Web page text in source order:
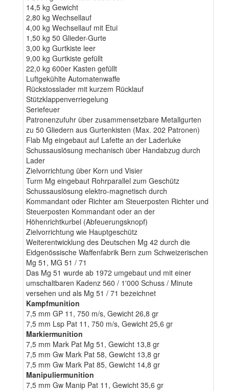
14,5 kg Gewicht
2,80 kg Wechsellauf
4,00 kg Wechsellauf mit Etui
1,50 kg 50 Glieder-Gurte
3,00 kg Gurtkiste leer
9,00 kg Gurtkiste gefüllt
22,0 kg 600er Kasten gefüllt
Luftgekühlte Automatenwaffe
Rückstosslader mit kurzem Rücklauf
Stützklappenverriegelung
Seriefeuer
Patronenzufuhr über zusammensetzbare Metallgurten
zu 50 Gliedern aus Gurtenkisten (Max. 202 Patronen)
Flab Mg eingebaut auf Lafette an der Laderluke
Schussauslösung mechanisch über Handabzug durch
Lader
Zielvorrichtung über Korn und Visier
Turm Mg eingebaut Rohrparallel zum Geschütz
Schussauslösung elektro-magnetisch durch
Kommandant oder Richter am Steuerposten Richter und
Steuerposten Kommandant oder an der
Höhenrichtkurbel (Abfeuerungsknopf)
Zielvorrichtung wie Hauptgeschütz
Weiterentwicklung des Deutschen Mg 42 durch die
Eidgenössische Waffenfabrik Bern zum Schweizerischen
Mg 51, MG 51 / 71
Das Mg 51 wurde ab 1972 umgebaut und mit einer
umschaltbaren Kadenz 560 / 1'000 Schuss / Minute
versehen und als Mg 51 / 71 bezeichnet
Kampfmunition
7,5 mm GP 11, 750 m/s, Gewicht 26,8 gr
7,5 mm Lsp Pat 11, 750 m/s, Gewicht 25,6 gr
Markiermunition
7,5 mm Mark Pat Mg 51, Gewicht 13,8 gr
7,5 mm Gw Mark Pat 58, Gewicht 13,8 gr
7,5 mm Gw Mark Pat 85, Gewicht 14,8 gr
Manipuliermunition
7,5 mm Gw Manip Pat 11, Gewicht 35,6 gr